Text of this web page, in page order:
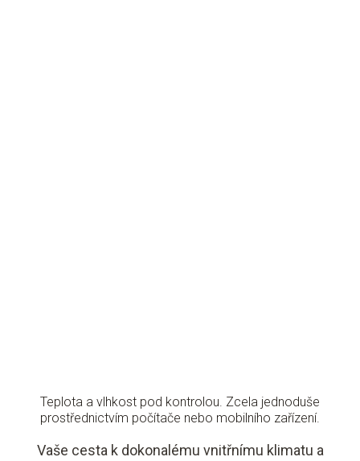
Teplota a vlhkost pod kontrolou. Zcela jednoduše
prostřednictvím počítače nebo mobilního zařízení.
Vaše cesta k dokonalému vnitřnímu klimatu a